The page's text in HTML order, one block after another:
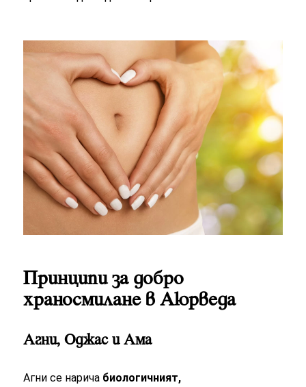
Принципи за добро
храносмилане в Аюрведа
Агни, Оджас и Ама
Агни се нарича биологичният,